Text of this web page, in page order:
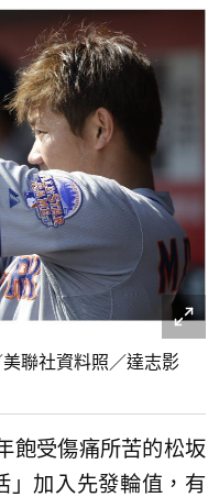
聯社資料照／達志影
飽受傷痛所苦的松坂
」加入先發輪值，有